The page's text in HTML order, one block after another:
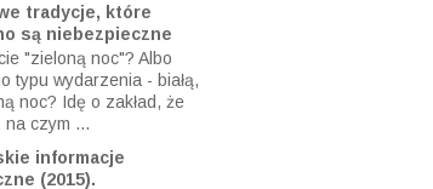
tradycje, które
są niebezpieczne
"zieloną noc"? Albo
typu wydarzenia - białą,
noc? Idę o zakład, że
na czym ...
informacje
(2015).